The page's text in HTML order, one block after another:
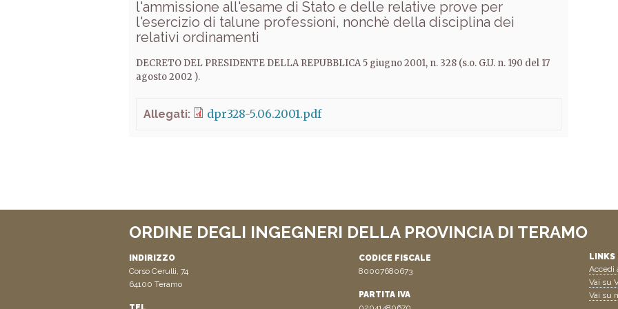
l'ammissione all'esame di Stato e delle relative prove per
l'esercizio di talune professioni, nonchè della disciplina dei
relativi ordinamenti
DECRETO DEL PRESIDENTE DELLA REPUBBLICA 5 giugno 2001, n. 328 (s.o. G.U. n. 190 del 17
agosto 2002 ).
Allegati: dpr328-5.06.2001.pdf
ORDINE DEGLI INGEGNERI DELLA PROVINCIA DI TERAMO
INDIRIZZO
Corso Cerulli, 74
64100 Teramo
CODICE FISCALE
80007680673
PARTITA IVA
LINKS
Accedi
Vai su
Vai su